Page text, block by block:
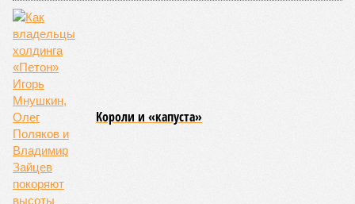
Kороли и «капуста»